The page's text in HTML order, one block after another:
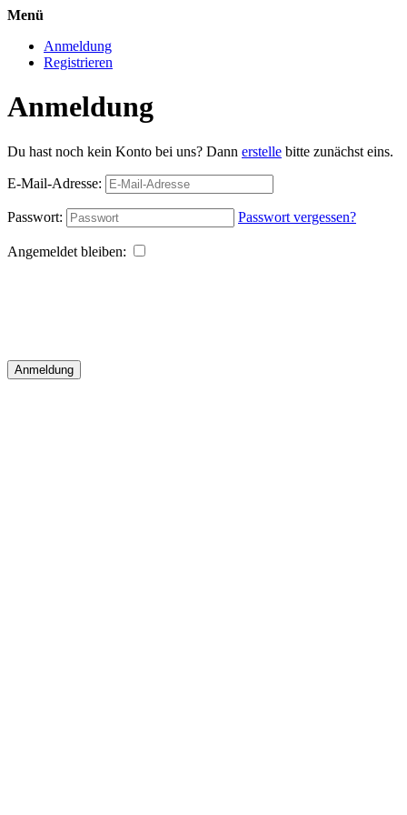
Menü
Anmeldung
Registrieren
Anmeldung
Du hast noch kein Konto bei uns? Dann erstelle bitte zunächst eins.
E-Mail-Adresse:
Passwort: Passwort vergessen?
Angemeldet bleiben:
Anmeldung